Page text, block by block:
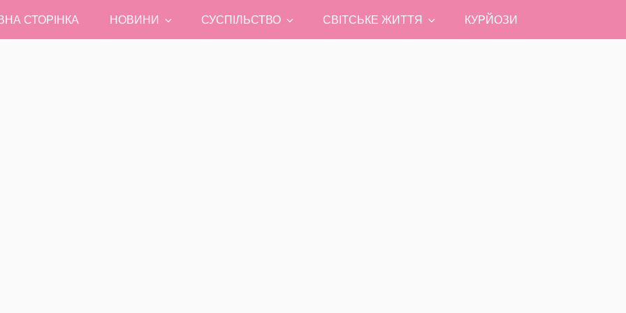
СТОРІНКА НОВИНИ СУСПІЛЬСТВО СВІТСЬКЕ ЖИТТЯ КУРЙОЗИ